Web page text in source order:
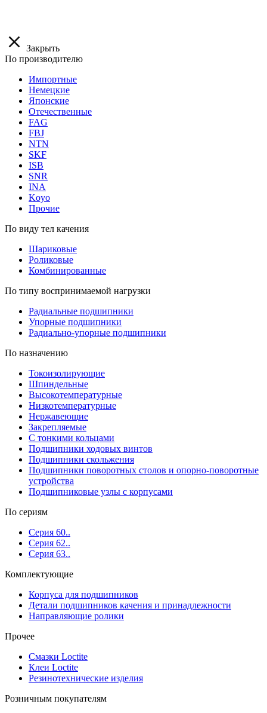
Закрыть
По производителю
Импортные
Немецкие
Японские
Отечественные
FAG
FBJ
NTN
SKF
ISB
SNR
INA
Koyo
Прочие
По виду тел качения
Шариковые
Роликовые
Комбинированные
По типу воспринимаемой нагрузки
Радиальные подшипники
Упорные подшипники
Радиально-упорные подшипники
По назначению
Токоизолирующие
Шпиндельные
Высокотемпературные
Низкотемпературные
Нержавеющие
Закрепляемые
С тонкими кольцами
Подшипники ходовых винтов
Подшипники скольжения
Подшипники поворотных столов и опорно-поворотные
устройства
Подшипниковые узлы с корпусами
По сериям
Серия 60..
Серия 62..
Серия 63..
Комплектующие
Корпуса для подшипников
Детали подшипников качения и принадлежности
Направляющие ролики
Прочее
Смазки Loctite
Клеи Loctite
Резинотехнические изделия
Розничным покупателям